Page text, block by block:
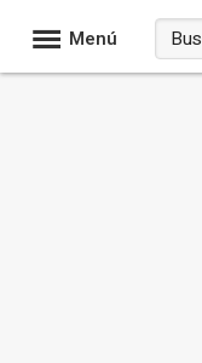
Menú